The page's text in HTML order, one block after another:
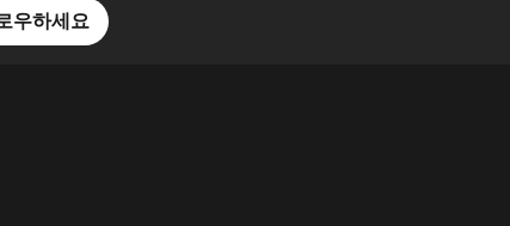
우하세요